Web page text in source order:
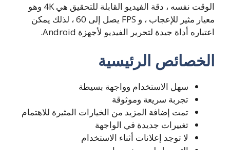
الوقت نفسه ، دقة الفيديو القابلة للتحقيق هي 4K وهو
معيار مثير للإعجاب ، و FPS يصل إلى 60 ، لذلك يمكن
اعتباره أداة جيدة لتحرير الفيديو لأجهزة Android.
الخصائص الرئيسية
سهل الاستخدام وواجهة بسيطة
تجربة سريعة وموثوقة
تمت إضافة المزيد من الخيارات المثيرة للاهتمام
تغييرات جديدة في الواجهة
لا توجد إعلانات أثناء الاستخدام